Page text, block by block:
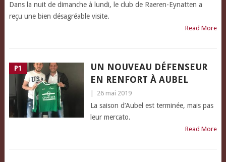
Dans la nuit de dimanche à lundi, le club de Raeren-Eynatten a
reçu une bien désagréable visite.
Read More
P1
UN NOUVEAU DÉFENSEUR
EN RENFORT À AUBEL
26 mai 2019
La saison d’Aubel est terminée, mais pas
leur mercato.
Read More